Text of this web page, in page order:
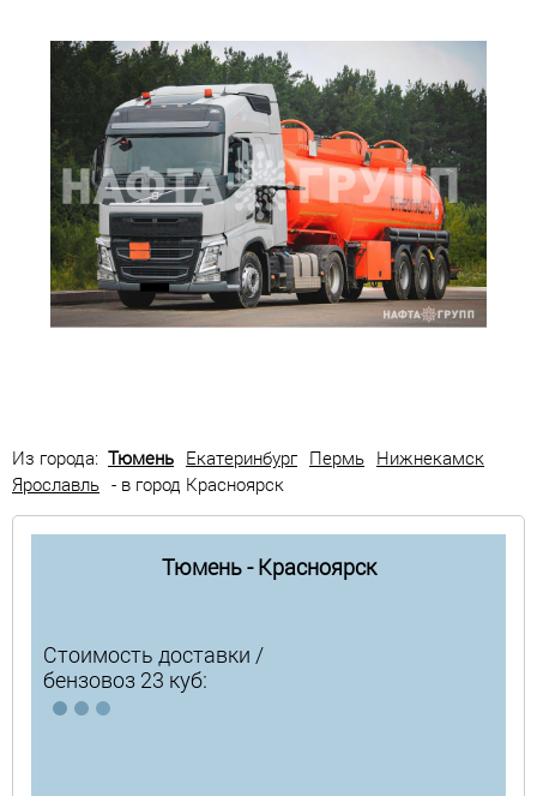
Из города: Тюмень Екатеринбург Пермь Нижнекамск
Ярославль - в город Красноярск
Тюмень - Красноярск
Стоимость доставки /
бензовоз 23 куб: